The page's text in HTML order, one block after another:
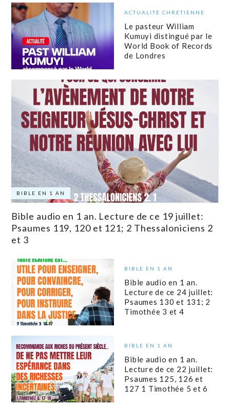
ACTUALITÉ CHRÉTIENNE
Le pasteur William
Kumuyi distingué par le
World Book of Records
de Londres
BIBLE EN 1 AN
Bible audio en 1 an. Lecture de ce 19 juillet:
Psaumes 119, 120 et 121; 2 Thessaloniciens 2
et 3
BIBLE EN 1 AN
Bible audio en 1 an.
Lecture de ce 24 juillet:
Psaumes 130 et 131; 2
Timothée 3 et 4
BIBLE EN 1 AN
Bible audio en 1 an.
Lecture de ce 22 juillet:
Psaumes 125, 126 et
127 1 Timothée 5 et 6